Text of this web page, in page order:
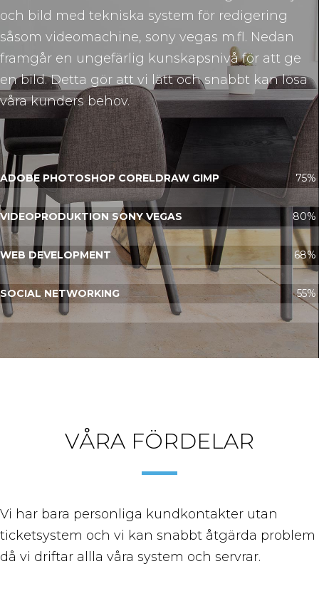
och bild med tekniska system för redigering
såsom videomachine, sony vegas m.fl. Nedan
framgår en ungefärlig kunskapsnivå för att ge
en bild. Detta gör att vi lätt och snabbt kan lösa
våra kunders behov.
ADOBE PHOTOSHOP CORELDRAW GIMP 75%
VIDEOPRODUKTION SONY VEGAS 80%
WEB DEVELOPMENT 68%
SOCIAL NETWORKING 55%
VÅRA FÖRDELAR
Vi har bara personliga kundkontakter utan
ticketsystem och vi kan snabbt åtgärda problem
då vi driftar allla våra system och servrar.